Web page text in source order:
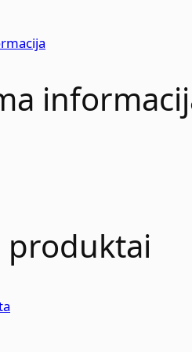
produktai